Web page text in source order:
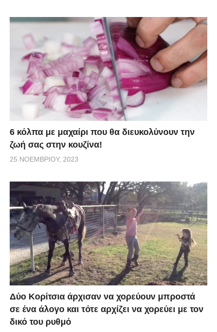
6 κόλπα με μαχαίρι που θα διευκολύνουν την
ζωή σας στην κουζίνα!
25 ΝΟΕΜΒΡΊΟΥ, 2023
Δύο Κορίτσια άρχισαν να χορεύουν μπροστά
σε ένα άλογο και τότε αρχίζει να χορεύει με τον
δικό του ρυθμό